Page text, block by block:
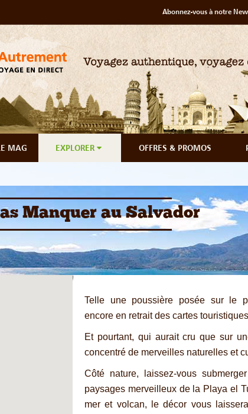
Abonnez-vous à notre
MAG EXPLORER OFFRES & PROMOS
Manquer au Salvador
Telle une poussière posée sur le
encore en retrait des cartes
Et pourtant, qui aurait cru que sur
concentré de merveilles naturelles et
Côté nature, laissez-vous
paysages merveilleux de la Playa el
mer et volcan, le décor vous